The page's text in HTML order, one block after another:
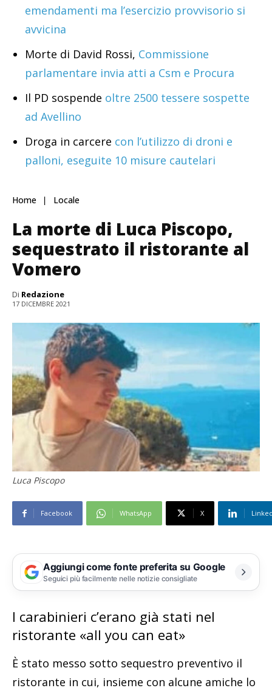
emendamenti ma l’esercizio provvisorio si
avvicina
Morte di David Rossi, Commissione
parlamentare invia atti a Csm e Procura
Il PD sospende oltre 2500 tessere sospette
ad Avellino
Droga in carcere con l’utilizzo di droni e
palloni, eseguite 10 misure cautelari
Home Locale
La morte di Luca Piscopo,
sequestrato il ristorante al
Vomero
Di Redazione
17 DICEMBRE 2021
Luca Piscopo
Facebook WhatsApp X
Aggiungi come fonte preferita su Google
Seguici più facilmente nelle notizie consigliate
I carabinieri c’erano già stati nel
ristorante «all you can eat»
È stato messo sotto sequestro preventivo il
ristorante in cui, insieme con alcune amiche lo